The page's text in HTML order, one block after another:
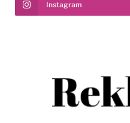
Instagram